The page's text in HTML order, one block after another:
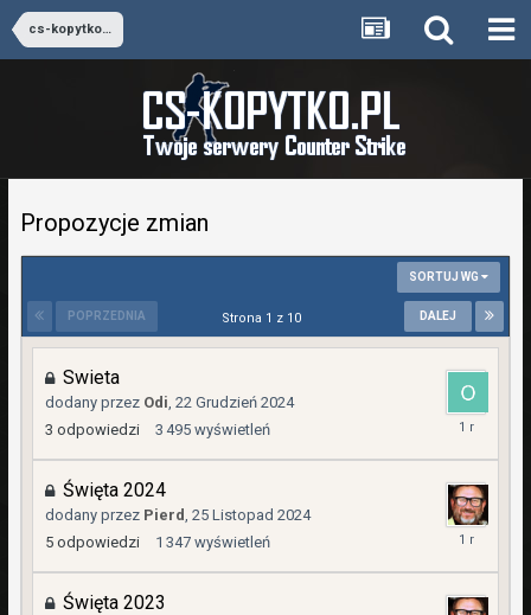
cs-kopytko.pl [dust2 only]
Propozycje zmian
SORTUJ WG
POPRZEDNIA DALEJ
Strona 1 z 10
Swieta
dodany przez Odi, 22 Grudzień 2024
3 odpowiedzi 3 495 wyświetleń
29
Święta 2024
dodany przez Pierd, 25 Listopad 2024
5 odpowiedzi 1 347 wyświetleń
Święta 2023